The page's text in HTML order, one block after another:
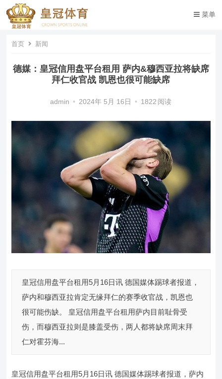
菜单
首页 新闻
德媒：皇冠信用盘平台租用 萨内&穆西亚拉将缺席
拜仁收官战 凯恩也很可能缺席
admin • 2024年 5月 16日 • 1822 阅读
皇冠信用盘平台租用5月16日讯 德国媒体踢球者报道，
萨内和穆西亚拉肯定无缘拜仁的赛季收官战，凯恩也
很可能伤缺。 皇冠信用盘平台租用萨内目前耻骨受
伤，而穆西亚拉则是膝盖受伤，两人都将缺席周末拜
仁对霍芬海...
皇冠信用盘平台租用5月16日讯 德国媒体踢球者报道，萨内